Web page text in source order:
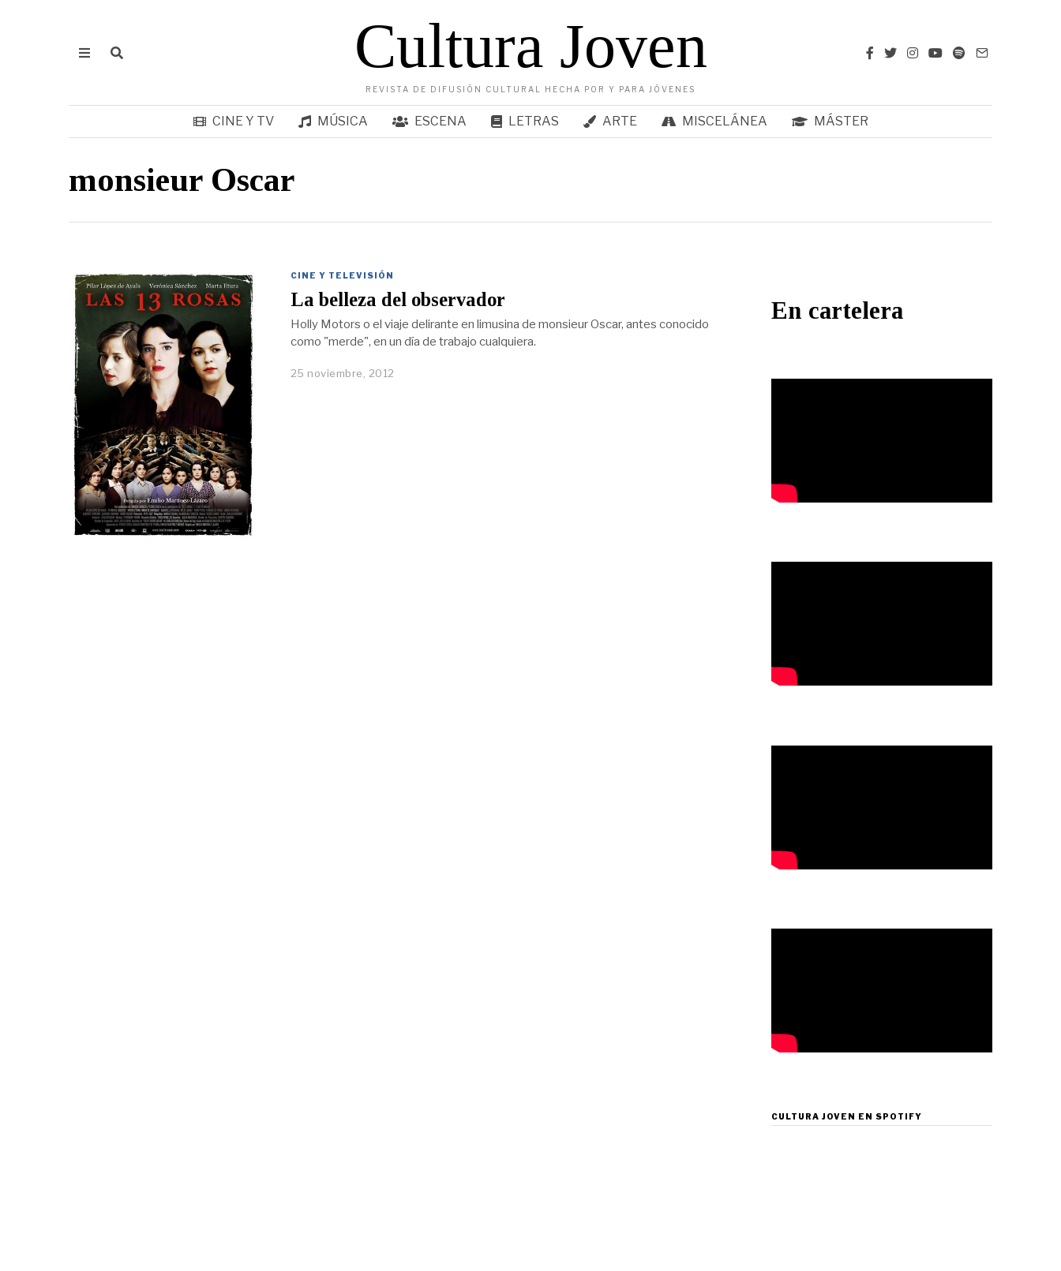
Cultura Joven
REVISTA DE DIFUSIÓN CULTURAL HECHA POR Y PARA JÓVENES
CINE Y TV MÚSICA ESCENA LETRAS ARTE MISCELÁNEA MÁSTER
monsieur Oscar
CINE Y TELEVISIÓN
La belleza del observador
Holly Motors o el viaje delirante en limusina de monsieur Oscar, antes conocido
como "merde", en un día de trabajo cualquiera.
25 noviembre, 2012
En cartelera
CULTURA JOVEN EN SPOTIFY